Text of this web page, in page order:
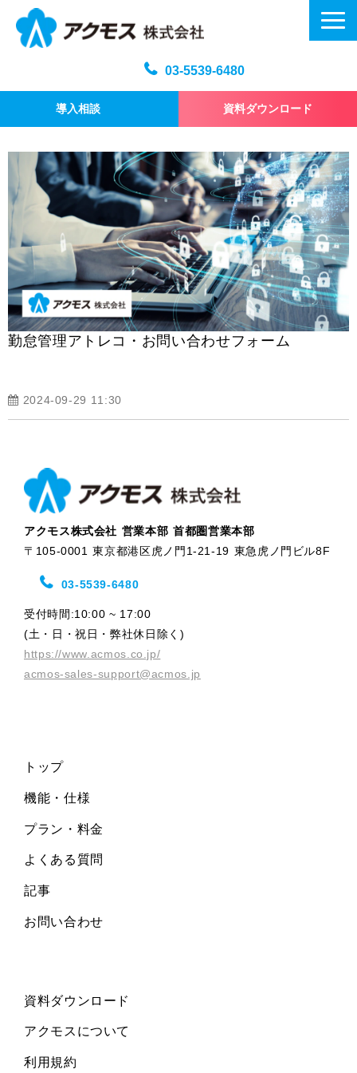
03-5539-6480
導入相談 資料ダウンロード
メール訓練トップ
機能・仕様
プラン・料金
よくある質問
記事
お問い合わせ
勤怠管理アトレコ・お問い合わせフォーム
2024-09-29 11:30
アクモス株式会社 営業本部 首都圏営業本部
〒105-0001 東京都港区虎ノ門1-21-19 東急虎ノ門ビル8F
03-5539-6480
受付時間:10:00 ~ 17:00
(土・日・祝日・弊社休日除く)
https://www.acmos.co.jp/
acmos-sales-support@acmos.jp
トップ
機能・仕様
プラン・料金
よくある質問
記事
お問い合わせ
資料ダウンロード
アクモスについて
利用規約